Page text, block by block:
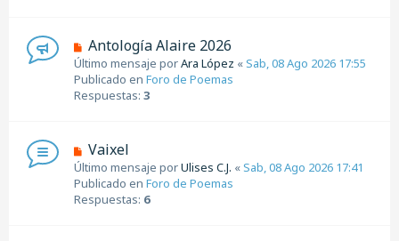
s
a
j
e
N
u
e
v
n
s
a
j
Antología Alaire 2026
Último mensaje porAra López «Sab, 08 Ago 2026 17:55
Publicado en Foro de Poemas
Respuestas: 3
N
u
e
v
Vaixel
Último mensaje porUlises C.J. «Sab, 08 Ago 2026 17:41
Publicado en Foro de Poemas
Respuestas: 6